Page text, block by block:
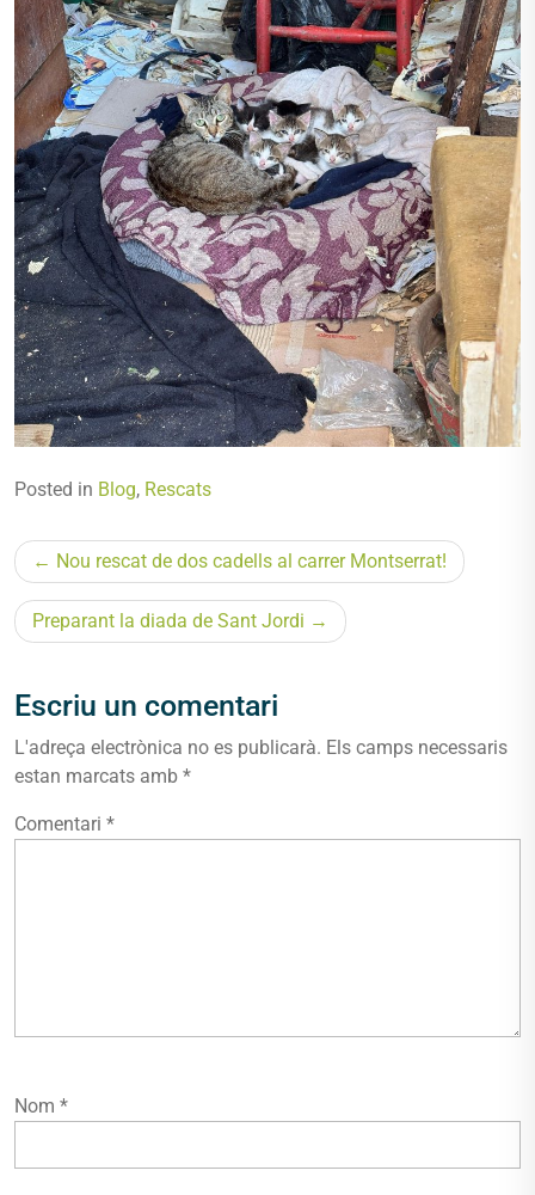
Posted in Blog, Rescats
Navegació
d'entrades
Nou rescat de dos cadells al carrer Montserrat!
Preparant la diada de Sant Jordi
Escriu un comentari
L'adreça electrònica no es publicarà. Els camps necessaris
estan marcats amb *
Comentari *
Nom *